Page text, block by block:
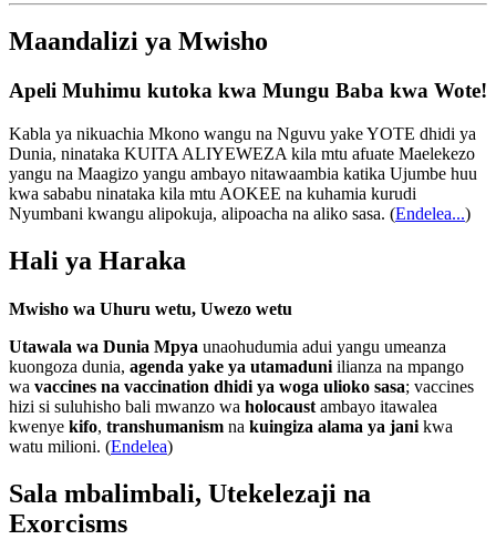
Maandalizi ya Mwisho
Apeli Muhimu kutoka kwa Mungu Baba kwa Wote!
Kabla ya nikuachia Mkono wangu na Nguvu yake YOTE dhidi ya
Dunia, ninataka KUITA ALIYEWEZA kila mtu afuate Maelekezo
yangu na Maagizo yangu ambayo nitawaambia katika Ujumbe huu
kwa sababu ninataka kila mtu AOKEE na kuhamia kurudi
Nyumbani kwangu alipokuja, alipoacha na aliko sasa. (Endelea...)
Hali ya Haraka
Mwisho wa Uhuru wetu, Uwezo wetu
Utawala wa Dunia Mpya unaohudumia adui yangu umeanza
kuongoza dunia, agenda yake ya utamaduni ilianza na mpango
wa vaccines na vaccination dhidi ya woga ulioko sasa; vaccines
hizi si suluhisho bali mwanzo wa holocaust ambayo itawalea
kwenye kifo, transhumanism na kuingiza alama ya jani kwa
watu milioni. (Endelea)
Sala mbalimbali, Utekelezaji na
Exorcisms